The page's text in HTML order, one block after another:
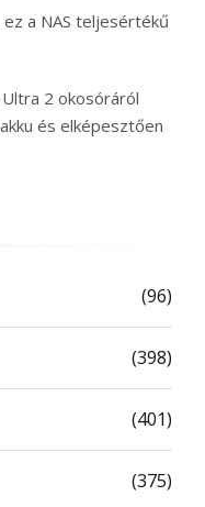
a NAS teljesértékű
Ultra 2 okosóráról
és elképesztően
(96)
(398)
(401)
(375)